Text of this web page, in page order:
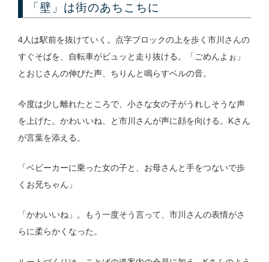
「壁」は街のあちこちに
4人は駅前を抜けていく。点字ブロックの上を歩く市川さんの
すぐそばを、自転車がビュッと走り抜ける。「ごめんよぉ」
とおじさんの伸びた声、ちりんと鳴らすベルの音。
今度は少し離れたところで、小さな女の子がうれしそうな声
を上げた。かわいいね、と市川さんが声に顔を向ける。Kさん
が言葉を添える。
「ベビーカーに乗った女の子と、お母さんと手をつないで歩
くお兄ちゃん」
「かわいいね」。もう一度そう言って、市川さんの表情がさ
らに柔らかくなった。